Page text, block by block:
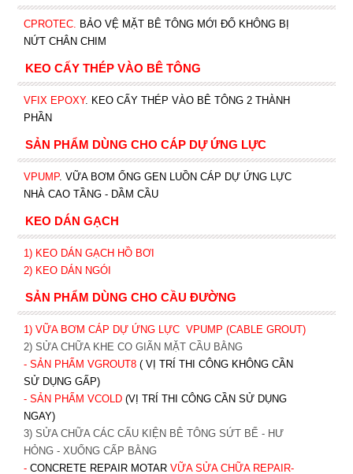
CPROTEC. BẢO VỆ MẶT BÊ TÔNG MỚI ĐỔ KHÔNG BỊ
NỨT CHÂN CHIM
KEO CẤY THÉP VÀO BÊ TÔNG
VFIX EPOXY. KEO CẤY THÉP VÀO BÊ TÔNG 2 THÀNH
PHẦN
SẢN PHẨM DÙNG CHO CÁP DỰ ỨNG LỰC
VPUMP. VỮA BƠM ỐNG GEN LUỒN CÁP DỰ ỨNG LỰC
NHÀ CAO TẦNG - DẦM CẦU
KEO DÁN GẠCH
1) KEO DÁN GẠCH HỒ BƠI
2) KEO DÁN NGÓI
SẢN PHẨM DÙNG CHO CẦU ĐƯỜNG
1) VỮA BƠM CÁP DỰ ỨNG LỰC VPUMP (CABLE GROUT)
2) SỬA CHỮA KHE CO GIÃN MẶT CẦU BẰNG
- SẢN PHẨM VGROUT8 ( VỊ TRÍ THI CÔNG KHÔNG CẦN
SỬ DỤNG GẤP)
- SẢN PHẨM VCOLD (VỊ TRÍ THI CÔNG CẦN SỬ DỤNG
NGAY)
3) SỬA CHỮA CÁC CẤU KIỆN BÊ TÔNG SỨT BỂ - HƯ
HỎNG - XUỐNG CẤP BẰNG
- CONCRETE REPAIR MOTAR VỮA SỬA CHỮA REPAIR-